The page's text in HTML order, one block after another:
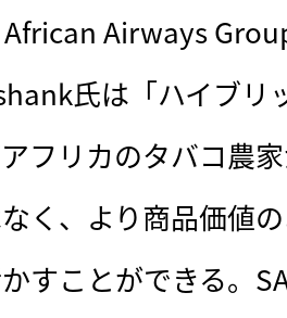
Airways
氏は「ハイブリ
フリカのタバコ農
く、より商品価値
すことができる。